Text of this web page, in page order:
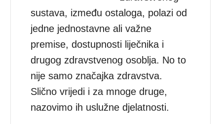
sustava, između ostaloga, polazi od
jedne jednostavne ali važne
premise, dostupnosti liječnika i
drugog zdravstvenog osoblja. No to
nije samo značajka zdravstva.
Slično vrijedi i za mnoge druge,
nazovimo ih uslužne djelatnosti.